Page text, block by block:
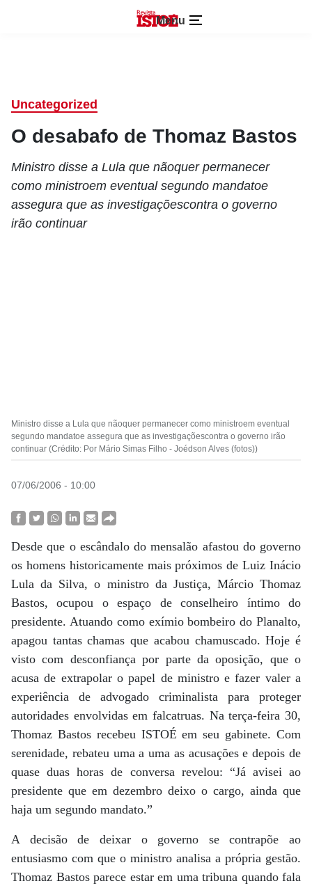
Menu
Uncategorized
O desabafo de Thomaz Bastos
Ministro disse a Lula que nãoquer permanecer
como ministroem eventual segundo mandatoe
assegura que as investigaçõescontra o governo
irão continuar
Ministro disse a Lula que nãoquer permanecer como ministroem eventual
segundo mandatoe assegura que as investigaçõescontra o governo irão
continuar (Crédito: Por Mário Simas Filho - Joédson Alves (fotos))
07/06/2006 - 10:00
Desde que o escândalo do mensalão afastou do governo
os homens historicamente mais próximos de Luiz Inácio
Lula da Silva, o ministro da Justiça, Márcio Thomaz
Bastos, ocupou o espaço de conselheiro íntimo do
presidente. Atuando como exímio bombeiro do Planalto,
apagou tantas chamas que acabou chamuscado. Hoje é
visto com desconfiança por parte da oposição, que o
acusa de extrapolar o papel de ministro e fazer valer a
experiência de advogado criminalista para proteger
autoridades envolvidas em falcatruas. Na terça-feira 30,
Thomaz Bastos recebeu ISTOÉ em seu gabinete. Com
serenidade, rebateu uma a uma as acusações e depois de
quase duas horas de conversa revelou: “Já avisei ao
presidente que em dezembro deixo o cargo, ainda que
haja um segundo mandato.”
A decisão de deixar o governo se contrapõe ao
entusiasmo com que o ministro analisa a própria gestão.
Thomaz Bastos parece estar em uma tribuna quando fala